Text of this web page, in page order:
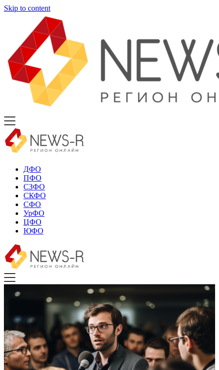
Skip to content
ДФО
ПФО
СЗФО
СКФО
СФО
УрФО
ЦФО
ЮФО